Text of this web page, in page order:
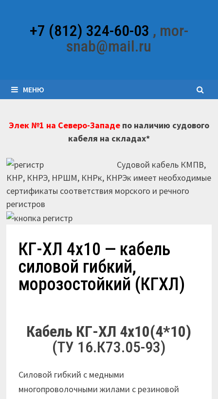
содержимому+7 (812) 324-60-03 , mor-
snab@mail.ru
МЕНЮ
Элек №1 на Северо-Западепо наличию судового
кабеля на складах*
Судовой кабель КМПВ,
КНР, КНРЭ, НРШМ, КНРк, КНРЭк имеет необходимые
сертификаты соответствия морского и речного
регистров
КГ-ХЛ 4х10 — кабель
силовой гибкий,
морозостойкий (КГХЛ)
Кабель КГ-ХЛ 4х10(4*10)
(ТУ 16.К73.05-93)
Cиловой гибкий с медными
многопроволочными жилами с резиновой